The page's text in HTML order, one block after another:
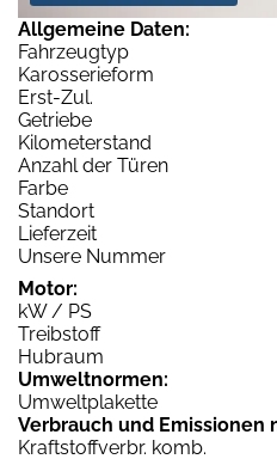
Allgemeine Daten:
Fahrzeugtyp
Karosserieform
Erst-Zul.
Getriebe
Kilometerstand
Anzahl der Türen
Farbe
Standort
Lieferzeit
Unsere Nummer
Motor:
kW / PS
Treibstoff
Hubraum
Umweltnormen:
Umweltplakette
Verbrauch und Emissionen
Kraftstoffverbr. komb.